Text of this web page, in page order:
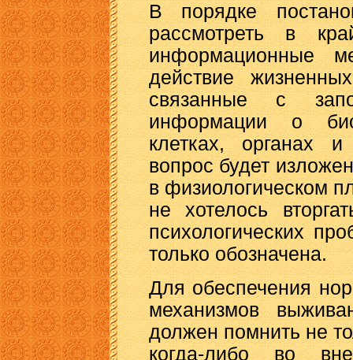
В порядке
рассмотреть в
информационные
действие
связанные с
информации о
клетках, органах
вопрос будет
в физиологическом
не хотелось
психологических
только обозначена.
Для обеспечения
механизмов
должен помнить не
когда-либо во